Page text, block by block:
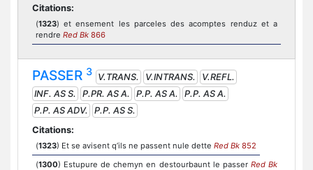
Citations:
(1323) et ensement les parceles des acomptes renduz et a
rendre Red Bk 866
PASSER 3 V.TRANS. V.INTRANS.
V.REFL.
INF. AS S.
P.PR. AS A. P.P. AS A.
P.P. AS A.
P.P. AS ADV.
P.P. AS S.
Citations:
(1323) Et se avisent q’ils ne passent nule dette Red Bk 852
(1300) Estupure de chemyn en destourbaunt le passer Red Bk